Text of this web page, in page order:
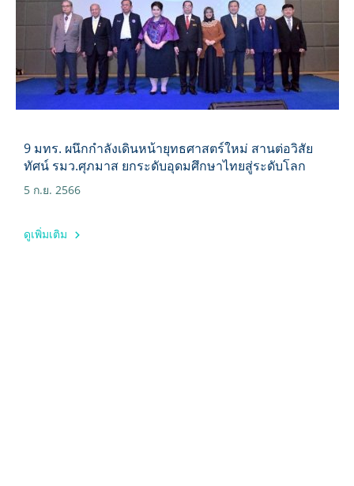
9 มทร. ผนึกกำลังเดินหน้ายุทธศาสตร์ใหม่ สานต่อวิสัย
ทัศน์ รมว.ศุภมาส ยกระดับอุดมศึกษาไทยสู่ระดับโลก
5 ก.ย. 2566
ดูเพิ่มเติม